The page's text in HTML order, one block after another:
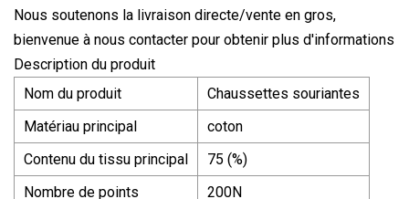
Nous soutenons la livraison directe/vente en gros,
bienvenue à nous contacter pour obtenir plus d'informations
Description du produit
Nom du produit
Chaussettes souriantes
Matériau principal
coton
Contenu du tissu principal
75 (%)
Nombre de points
200N